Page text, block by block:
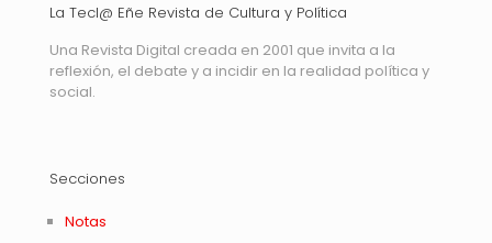
La Tecl@ Eñe Revista de Cultura y Política
Una Revista Digital creada en 2001 que invita a la
reflexión, el debate y a incidir en la realidad política y
social.
Secciones
Notas